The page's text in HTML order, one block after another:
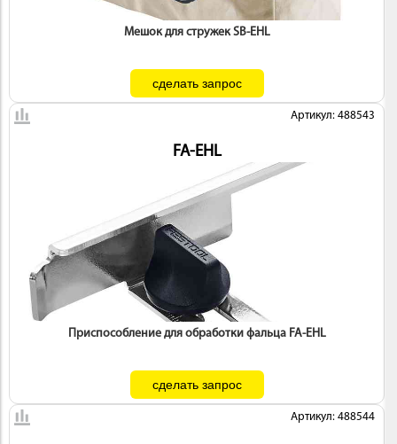
Мешок для стружек SB-EHL
Артикул: 488543
FA-EHL
Приспособление для обработки фальца FA-EHL
Артикул: 488544